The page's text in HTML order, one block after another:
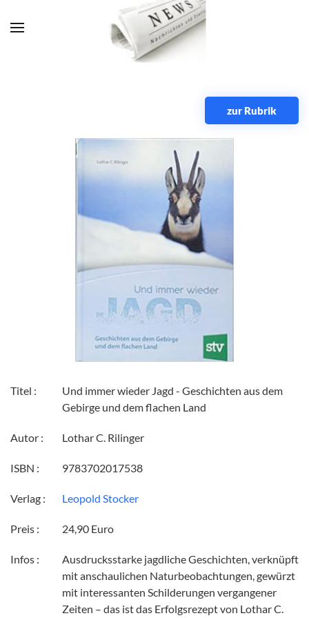
Zum Hauptinhalt springen
zur Rubrik
Titel :
Und immer wieder Jagd - Geschichten aus dem
Gebirge und dem flachen Land
Autor : Lothar C. Rilinger
ISBN : 9783702017538
Verlag : Leopold Stocker
Preis : 24,90 Euro
Infos :
Ausdrucksstarke jagdliche Geschichten, verknüpft
mit anschaulichen Naturbeobachtungen, gewürzt
mit interessanten Schilderungen vergangener
Zeiten – das ist das Erfolgsrezept von Lothar C.